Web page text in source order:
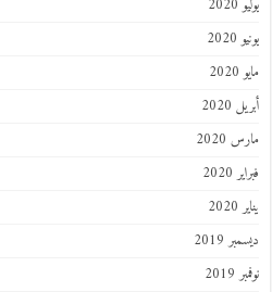
يوليو 2020
يونيو 2020
مايو 2020
أبريل 2020
مارس 2020
فبراير 2020
يناير 2020
ديسمبر 2019
نوفمبر 2019